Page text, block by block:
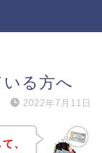
る方へ
2022年7月11日
、